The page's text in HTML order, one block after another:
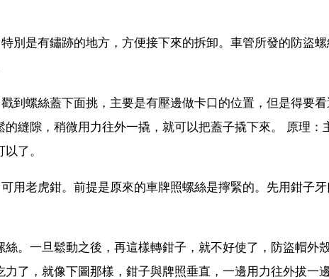
別是有鏽跡的地方，方便接下來的拆卸。車管所發的防盜螺
到螺絲蓋下面挑，主要是有壓邊做卡口的位置，但是得要
縫隙，稍微用力往外一撬，就可以把蓋子撬下來。 原理：
了。
用老虎鉗。前提是原來的車牌照螺絲是擰緊的。先用鉗子
。一旦鬆動之後，再這樣轉鉗子，就不好使了，防盜帽外
了，就像下圖那樣，鉗子與牌照垂直，一邊用力往外拔一